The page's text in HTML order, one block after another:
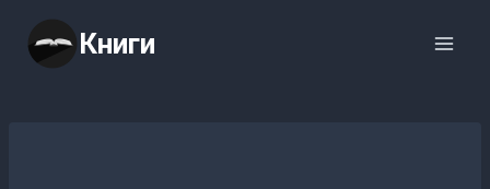
содержимому
Книги